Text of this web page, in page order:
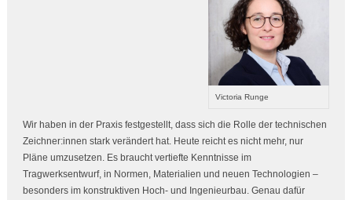
Victoria Runge
Wir haben in der Praxis festgestellt, dass sich die Rolle der technischen
Zeichner:innen stark verändert hat. Heute reicht es nicht mehr, nur
Pläne umzusetzen. Es braucht vertiefte Kenntnisse im
Tragwerksentwurf, in Normen, Materialien und neuen Technologien –
besonders im konstruktiven Hoch- und Ingenieurbau. Genau dafür